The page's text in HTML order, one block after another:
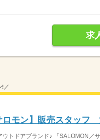
求
!／
ロモン】販売スタッフ
ウトドアブランド♪ 「SALOMON／